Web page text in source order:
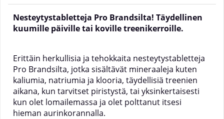
Nesteytystabletteja Pro Brandsilta! Täydellinen
kuumille päiville tai koville treenikerroille.
Erittäin herkullisia ja tehokkaita nesteytystabletteja
Pro Brandsilta, jotka sisältävät mineraaleja kuten
kaliumia, natriumia ja klooria, täydellisiä treenien
aikana, kun tarvitset piristystä, tai yksinkertaisesti
kun olet lomailemassa ja olet polttanut itsesi
hieman aurinkorannalla.